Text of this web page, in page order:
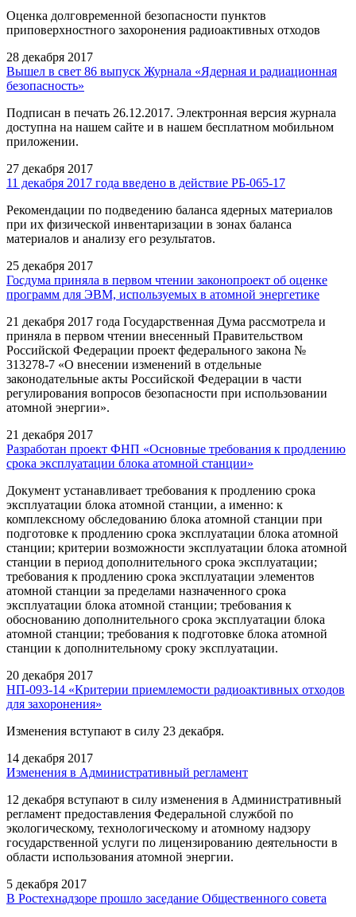
Оценка долговременной безопасности пунктов
приповерхностного захоронения радиоактивных отходов
28 декабря 2017
Вышел в свет 86 выпуск Журнала «Ядерная и радиационная
безопасность»
Подписан в печать 26.12.2017. Электронная версия журнала
доступна на нашем сайте и в нашем бесплатном мобильном
приложении.
27 декабря 2017
11 декабря 2017 года введено в действие РБ-065-17
Рекомендации по подведению баланса ядерных материалов
при их физической инвентаризации в зонах баланса
материалов и анализу его результатов.
25 декабря 2017
Госдума приняла в первом чтении законопроект об оценке
программ для ЭВМ, используемых в атомной энергетике
21 декабря 2017 года Государственная Дума рассмотрела и
приняла в первом чтении внесенный Правительством
Российской Федерации проект федерального закона №
313278-7 «О внесении изменений в отдельные
законодательные акты Российской Федерации в части
регулирования вопросов безопасности при использовании
атомной энергии».
21 декабря 2017
Разработан проект ФНП «Основные требования к продлению
срока эксплуатации блока атомной станции»
Документ устанавливает требования к продлению срока
эксплуатации блока атомной станции, а именно: к
комплексному обследованию блока атомной станции при
подготовке к продлению срока эксплуатации блока атомной
станции; критерии возможности эксплуатации блока атомной
станции в период дополнительного срока эксплуатации;
требования к продлению срока эксплуатации элементов
атомной станции за пределами назначенного срока
эксплуатации блока атомной станции; требования к
обоснованию дополнительного срока эксплуатации блока
атомной станции; требования к подготовке блока атомной
станции к дополнительному сроку эксплуатации.
20 декабря 2017
НП-093-14 «Критерии приемлемости радиоактивных отходов
для захоронения»
Изменения вступают в силу 23 декабря.
14 декабря 2017
Изменения в Административный регламент
12 декабря вступают в силу изменения в Административный
регламент предоставления Федеральной службой по
экологическому, технологическому и атомному надзору
государственной услуги по лицензированию деятельности в
области использования атомной энергии.
5 декабря 2017
В Ростехнадзоре прошло заседание Общественного совета